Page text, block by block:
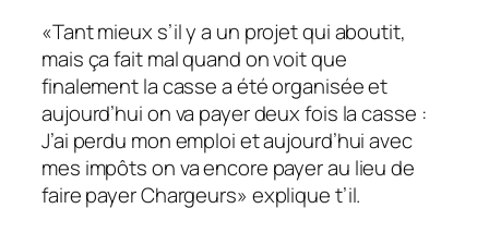
«Tant mieux s’il y a un projet qui aboutit,
mais ça fait mal quand on voit que
finalement la casse a été organisée et
aujourd’hui on va payer deux fois la casse :
J’ai perdu mon emploi et aujourd’hui avec
mes impôts on va encore payer au lieu de
faire payer Chargeurs» explique t’il.